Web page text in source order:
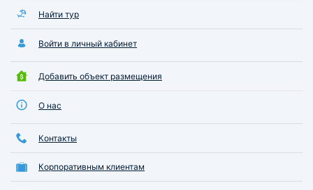
Найти тур
Войти в личный кабинет
Добавить объект размещения
О нас
Контакты
Корпоративным клиентам